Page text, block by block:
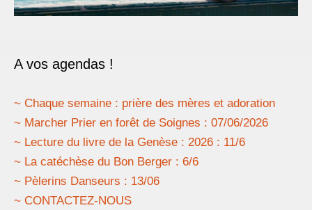
A vos agendas !
~ Chaque semaine : prière des mères et adoration
~ Marcher Prier en forêt de Soignes : 07/06/2026
~ Lecture du livre de la Genèse : 2026 : 11/6
~ La catéchèse du Bon Berger : 6/6
~ Pèlerins Danseurs : 13/06
~ CONTACTEZ-NOUS